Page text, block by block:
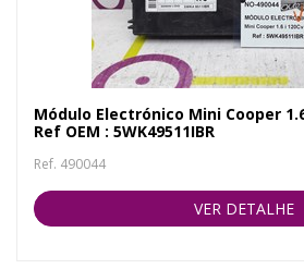
Módulo Electrónico Mini Cooper
Ref OEM : 5WK49511IBR
Ref. 490044
VER DETALHE